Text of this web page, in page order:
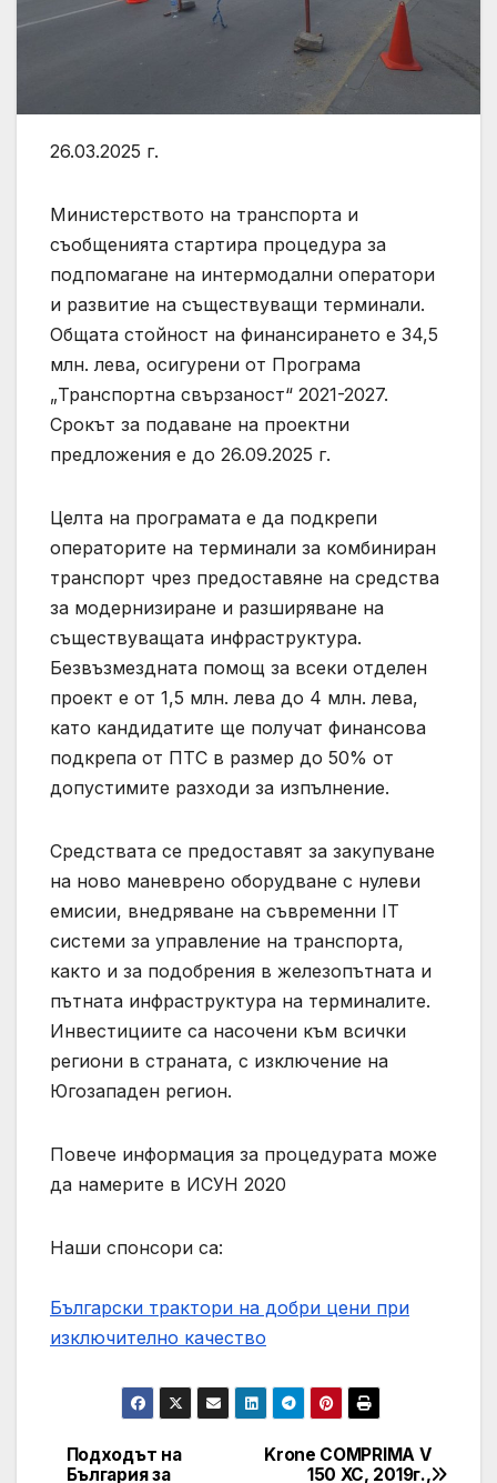
26.03.2025 г.
Министерството на транспорта и
съобщенията стартира процедура за
подпомагане на интермодални оператори
и развитие на съществуващи терминали.
Общата стойност на финансирането е 34,5
млн. лева, осигурени от Програма
„Транспортна свързаност“ 2021-2027.
Срокът за подаване на проектни
предложения е до 26.09.2025 г.
Целта на програмата е да подкрепи
операторите на терминали за комбиниран
транспорт чрез предоставяне на средства
за модернизиране и разширяване на
съществуващата инфраструктура.
Безвъзмездната помощ за всеки отделен
проект е от 1,5 млн. лева до 4 млн. лева,
като кандидатите ще получат финансова
подкрепа от ПТС в размер до 50% от
допустимите разходи за изпълнение.
Средствата се предоставят за закупуване
на ново маневрено оборудване с нулеви
емисии, внедряване на съвременни IT
системи за управление на транспорта,
както и за подобрения в железопътната и
пътната инфраструктура на терминалите.
Инвестициите са насочени към всички
региони в страната, с изключение на
Югозападен регион.
Повече информация за процедурата може
да намерите в ИСУН 2020
Наши спонсори са:
Български трактори на добри цени при
изключително качество
Навигация
Krone COMPRIMA V
150 XC, 2019г.,
Подходът на
България за